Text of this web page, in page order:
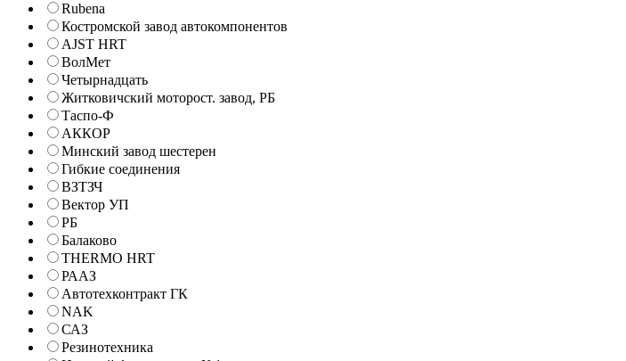
Rubena
Костромской завод автокомпонентов
AJST HRT
ВолМет
Четырнадцать
Житковичский моторост. завод, РБ
Таспо-Ф
АККОР
Минский завод шестерен
Гибкие соединения
ВЗТЗЧ
Вектор УП
РБ
Балаково
THERMO HRT
РААЗ
Автотехконтракт ГК
NAK
САЗ
Резинотехника